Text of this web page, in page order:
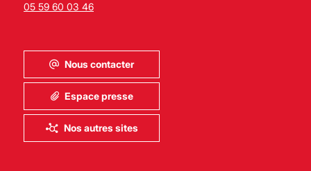
05 59 60 03 46
Nous contacter
Espace presse
Nos autres sites